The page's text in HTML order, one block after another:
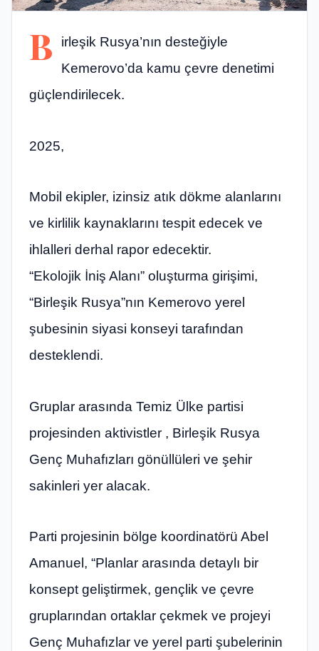
B
irleşik Rusya’nın desteğiyle
Kemerovo’da kamu çevre denetimi
güçlendirilecek.
2025,
Mobil ekipler, izinsiz atık dökme alanlarını
ve kirlilik kaynaklarını tespit edecek ve
ihlalleri derhal rapor edecektir.
“Ekolojik İniş Alanı” oluşturma girişimi,
“Birleşik Rusya”nın Kemerovo yerel
şubesinin siyasi konseyi tarafından
desteklendi.
Gruplar arasında Temiz Ülke partisi
projesinden aktivistler , Birleşik Rusya
Genç Muhafızları gönüllüleri ve şehir
sakinleri yer alacak.
Parti projesinin bölge koordinatörü Abel
Amanuel, “Planlar arasında detaylı bir
konsept geliştirmek, gençlik ve çevre
gruplarından ortaklar çekmek ve projeyi
Genç Muhafızlar ve yerel parti şubelerinin